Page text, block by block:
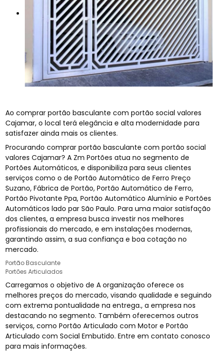
Ao comprar portão basculante com portão social valores
Cajamar, o local terá elegância e alta modernidade para
satisfazer ainda mais os clientes.
Procurando comprar portão basculante com portão social
valores Cajamar? A Zm Portões atua no segmento de
Portões Automáticos, e disponibiliza para seus clientes
serviços como o de Portão Automático de Ferro Preço
Suzano, Fábrica de Portão, Portão Automático de Ferro,
Portão Pivotante Ppa, Portão Automático Alumínio e Portões
Automáticos lado par São Paulo. Para uma maior satisfação
dos clientes, a empresa busca investir nos melhores
profissionais do mercado, e em instalações modernas,
garantindo assim, a sua confiança e boa cotação no
mercado.
Portão Basculante
Portões Articulados
Carregamos o objetivo de A organização oferece os
melhores preços do mercado, visando qualidade e seguindo
com extrema pontualidade na entrega., a empresa nos
destacando no segmento. Também oferecemos outros
serviços, como Portão Articulado com Motor e Portão
Articulado com Social Embutido. Entre em contato conosco
para mais informações.